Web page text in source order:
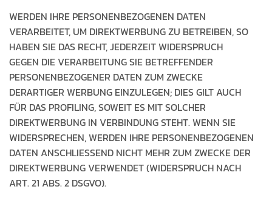
WERDEN IHRE PERSONENBEZOGENEN DATEN
VERARBEITET, UM DIREKTWERBUNG ZU BETREIBEN, SO
HABEN SIE DAS RECHT, JEDERZEIT WIDERSPRUCH
GEGEN DIE VERARBEITUNG SIE BETREFFENDER
PERSONENBEZOGENER DATEN ZUM ZWECKE
DERARTIGER WERBUNG EINZULEGEN; DIES GILT AUCH
FÜR DAS PROFILING, SOWEIT ES MIT SOLCHER
DIREKTWERBUNG IN VERBINDUNG STEHT. WENN SIE
WIDERSPRECHEN, WERDEN IHRE PERSONENBEZOGENEN
DATEN ANSCHLIESSEND NICHT MEHR ZUM ZWECKE DER
DIREKTWERBUNG VERWENDET (WIDERSPRUCH NACH
ART. 21 ABS. 2 DSGVO).